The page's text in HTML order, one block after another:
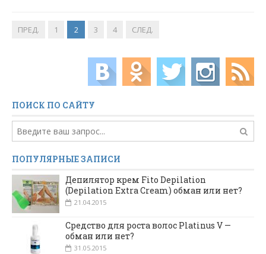
ПРЕД. 1 2 3 4 СЛЕД.
ПОИСК ПО САЙТУ
ПОПУЛЯРНЫЕ ЗАПИСИ
Депилятор крем Fito Depilation
(Depilation Extra Cream) обман или нет?
21.04.2015
Средство для роста волос Platinus V —
обман или нет?
31.05.2015